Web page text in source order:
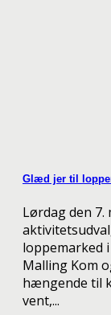
Glæd jer til
Lørdag den
loppemarked
Malling Kom
hængende til
vent,...